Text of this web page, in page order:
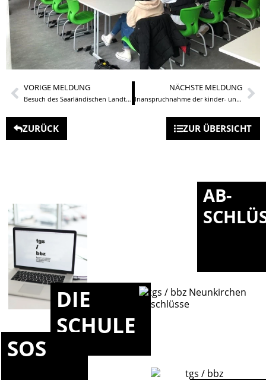
VORIGE MELDUNG
Besuch des Saarländischen Landtages
NÄCHSTE MELDUNG
Inanspruchnahme der kinder- und jugendärztlichen Versorgung
ZURÜCK ZUR ÜBERSICHT
DIE
SCHULE
AB-
SOS